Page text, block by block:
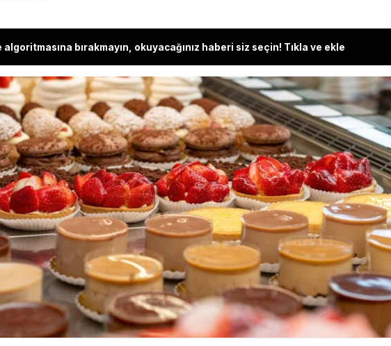
algoritmasına bırakmayın, okuyacağınız haberi siz seçin! Tıkla ve ekle
Sadece tüm dünyada değil Türkiye'de de çok fazla
sevilen tatlının salmonella bakterisine karşı
dirençsiz olduğu ortaya çıktı.